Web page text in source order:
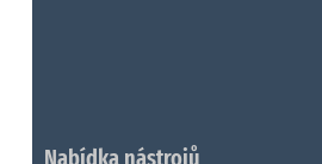
Nabídka nástrojů